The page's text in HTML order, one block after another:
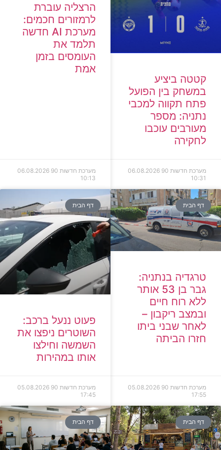
קטטה ביציע
במשחק בין הפועל
פתח תקווה למכבי
נתניה: מספר
מעורבים עוכבו
לחקירה
מערכת חדשות 90
06.08.2026
10:31
הרצליה עוברת
לרמזורים חכמים:
מערכת AI חדשה
תלמד את
העומסים בזמן
אמת
מערכת חדשות 90
06.08.2026
10:13
דף הבית
טרגדיה בנתניה:
גבר בן 53 אותר
ללא רוח חיים
ובמצב ריקבון –
לאחר שבני ביתו
חזרו הביתה
מערכת חדשות 90
05.08.2026
17:55
דף הבית
פעוט ננעל ברכב:
השוטרים ניפצו את
השמשה וחילצו
אותו במהירות
מערכת חדשות 90
05.08.2026
17:45
דף הבית דף הבית